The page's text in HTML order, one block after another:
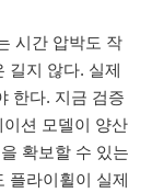
시간 압박도 작
길지 않다. 실제
한다. 지금 검증
션 모델이 양산
확보할 수 있는
플라이휠이 실제